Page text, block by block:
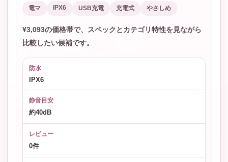
電マ IPX6 USB充電 充電式 やさしめ
¥3,093の価格帯で、スペックとカテゴリ特性を見ながら
比較したい候補です。
防水
IPX6
静音目安
約40dB
レビュー
0件